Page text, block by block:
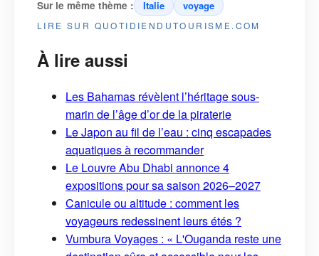
Sur le même thème : Italie voyage
LIRE SUR QUOTIDIENDUTOURISME.COM
À lire aussi
Les Bahamas révèlent l’héritage sous-
marin de l’âge d’or de la piraterie
Le Japon au fil de l’eau : cinq escapades
aquatiques à recommander
Le Louvre Abu Dhabi annonce 4
expositions pour sa saison 2026–2027
Canicule ou altitude : comment les
voyageurs redessinent leurs étés ?
Vumbura Voyages : « L'Ouganda reste une